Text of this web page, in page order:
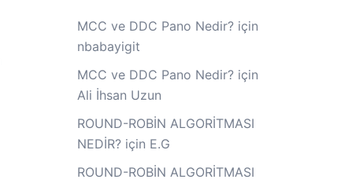
MCC ve DDC Pano Nedir?için
nbabayigit
MCC ve DDC Pano Nedir?için
Ali İhsan Uzun
ROUND-ROBİN ALGORİTMASI
NEDİR?için E.G
ROUND-ROBİN ALGORİTMASI